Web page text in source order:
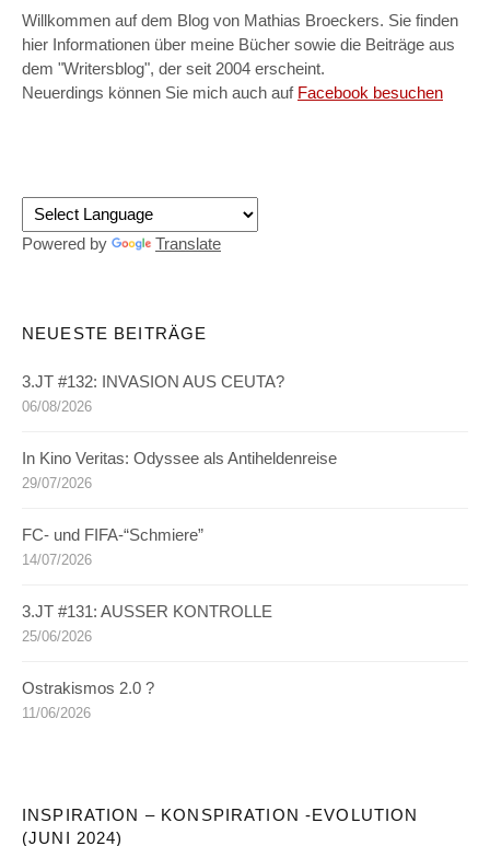
Willkommen auf dem Blog von Mathias Broeckers. Sie finden
hier Informationen über meine Bücher sowie die Beiträge aus
dem "Writersblog", der seit 2004 erscheint.
Neuerdings können Sie mich auch auf Facebook besuchen
Powered by Translate
NEUESTE BEITRÄGE
3.JT #132: INVASION AUS CEUTA?
06/08/2026
In Kino Veritas: Odyssee als Antiheldenreise
29/07/2026
FC- und FIFA-“Schmiere”
14/07/2026
3.JT #131: AUSSER KONTROLLE
25/06/2026
Ostrakismos 2.0 ?
11/06/2026
INSPIRATION – KONSPIRATION -EVOLUTION
(JUNI 2024)